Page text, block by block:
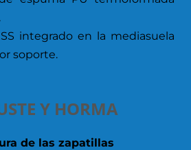
integrado en la mediasuela
soporte.
Y HORMA
de las zapatillas